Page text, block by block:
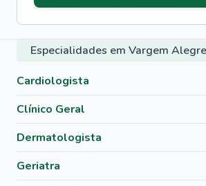
Especialidades em Vargem
Cardiologista
Clínico Geral
Dermatologista
Geriatra